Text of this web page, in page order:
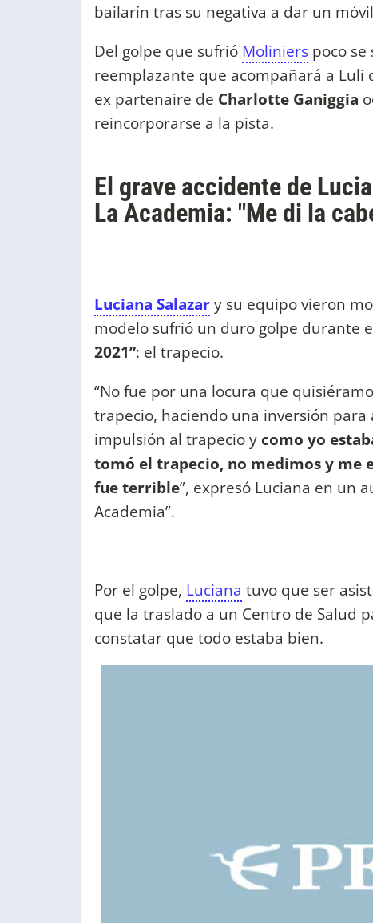
bailarín tras su negativa a dar un
Del golpe que sufrió Moliniers poco se
reemplazante que acompañará a Luli
ex partenaire de Charlotte Ganiggia
reincorporarse a la pista.
El grave accidente de
La Academia: "Me di la
Luciana Salazary su equipo vieron
modelo sufrió un duro golpe durante
2021”: el trapecio.
“No fue por una locura que
trapecio, haciendo una inversión para
impulsión al trapecio y como yo
tomó el trapecio, no medimos y me
fue terrible”, expresó Luciana en un
Academia”.
Por el golpe, Luciana tuvo que ser
que la traslado a un Centro de Salud
constatar que todo estaba bien.